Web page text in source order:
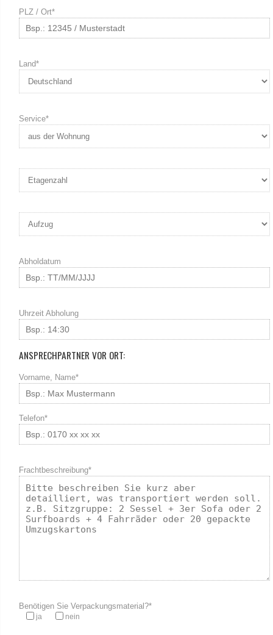
PLZ / Ort*
Land*
Service*
Abholdatum
Uhrzeit Abholung
ANSPRECHPARTNER VOR ORT:
Vorname, Name*
Telefon*
Frachtbeschreibung*
Benötigen Sie Verpackungsmaterial?*
ja nein